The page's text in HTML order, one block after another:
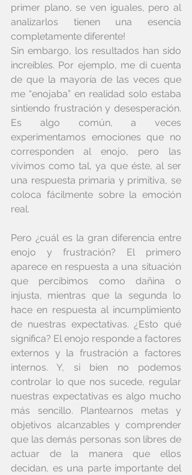
primer plano, se ven iguales, pero al
analizarlos tienen una esencia
completamente diferente!
Sin embargo, los resultados han sido
increíbles. Por ejemplo, me di cuenta
de que la mayoría de las veces que
me “enojaba” en realidad solo estaba
sintiendo frustración y desesperación.
Es algo común, a veces
experimentamos emociones que no
corresponden al enojo, pero las
vivimos como tal, ya que éste, al ser
una respuesta primaria y primitiva, se
coloca fácilmente sobre la emoción
real.
Pero ¿cuál es la gran diferencia entre
enojo y frustración? El primero
aparece en respuesta a una situación
que percibimos como dañina o
injusta, mientras que la segunda lo
hace en respuesta al incumplimiento
de nuestras expectativas. ¿Esto qué
significa? El enojo responde a factores
externos y la frustración a factores
internos. Y, si bien no podemos
controlar lo que nos sucede, regular
nuestras expectativas es algo mucho
más sencillo. Plantearnos metas y
objetivos alcanzables y comprender
que las demás personas son libres de
actuar de la manera que ellos
decidan, es una parte importante del